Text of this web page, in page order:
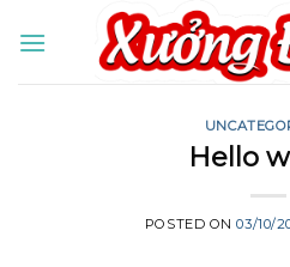
Hello
POSTED ON03/10/